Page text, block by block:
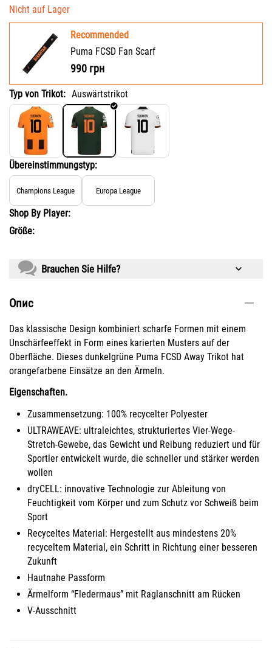
Nicht auf Lager
Recommended
Puma FCSD Fan Scarf
990 грн
Typ von Trikot: Auswärtstrikot
Übereinstimmungstyp:
Champions League Europa League
Shop By Player:
Größe:
Brauchen Sie Hilfe?
Опис
Das klassische Design kombiniert scharfe Formen mit einem
Unschärfeeffekt in Form eines karierten Musters auf der
Oberfläche. Dieses dunkelgrüne Puma FCSD Away Trikot hat
orangefarbene Einsätze an den Ärmeln.
Eigenschaften.
Zusammensetzung: 100% recycelter Polyester
ULTRAWEAVE: ultraleichtes, strukturiertes Vier-Wege-
Stretch-Gewebe, das Gewicht und Reibung reduziert und für
Sportler entwickelt wurde, die schneller und stärker werden
wollen
dryCELL: innovative Technologie zur Ableitung von
Feuchtigkeit vom Körper und zum Schutz vor Schweiß beim
Sport
Recyceltes Material: Hergestellt aus mindestens 20%
recyceltem Material, ein Schritt in Richtung einer besseren
Zukunft
Hautnahe Passform
Ärmelform “Fledermaus” mit Raglanschnitt am Rücken
V-Ausschnitt